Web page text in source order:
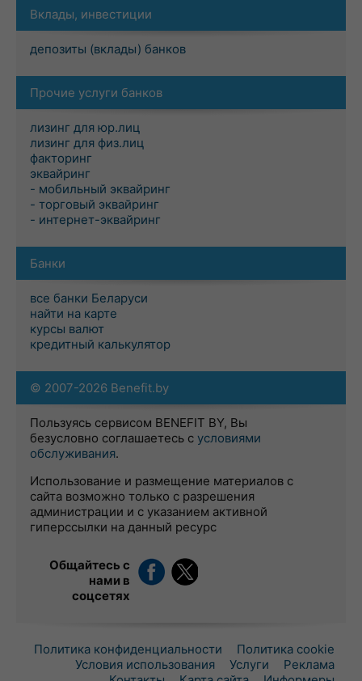
Вклады, инвестиции
депозиты (вклады) банков
Прочие услуги банков
лизинг для юр.лиц
лизинг для физ.лиц
факторинг
эквайринг
- мобильный эквайринг
- торговый эквайринг
- интернет-эквайринг
Банки
все банки Беларуси
найти на карте
курсы валют
кредитный калькулятор
© 2007-2026 Benefit.by
Пользуясь сервисом BENEFIT BY, Вы
безусловно соглашаетесь с условиями
обслуживания.
Использование и размещение материалов с
сайта возможно только с разрешения
администрации и с указанием активной
гиперссылки на данный ресурс
Общайтесь с
нами в
соцсетях
Политика конфиденциальности
Политика cookie
Условия использования
Услуги
Реклама